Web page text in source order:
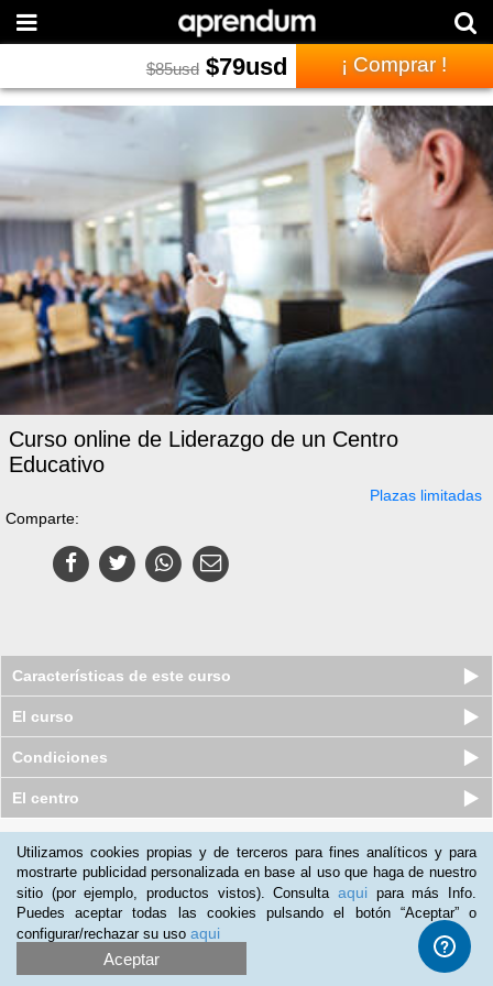
$85usd $79usd ¡ Comprar !
Curso online de Liderazgo de un Centro
Educativo
Plazas limitadas
Comparte:
Características de este curso
El curso
Condiciones
El centro
Utilizamos cookies propias y de terceros para fines analíticos y para
mostrarte publicidad personalizada en base al uso que haga de nuestro
sitio (por ejemplo, productos vistos). Consulta aqui para más Info.
Puedes aceptar todas las cookies pulsando el botón “Aceptar” o
configurar/rechazar su uso aqui
Aceptar
Promociona tu negocio |Programa de Afiliación
2012-2026 Aprendum
LLámanos: